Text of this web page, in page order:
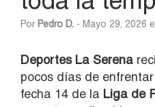
Por Pedro D. - Mayo 29, 2026
Deportes La Serena
pocos días de
fecha 14 de la Liga de